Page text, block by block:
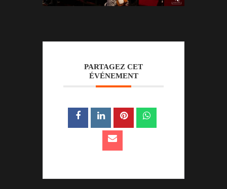
PARTAGEZ CET
ÉVÉNEMENT